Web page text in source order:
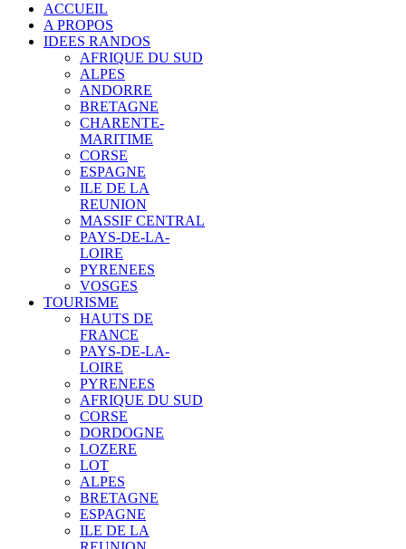
ACCUEIL
A PROPOS
IDEES RANDOS
AFRIQUE DU SUD
ALPES
ANDORRE
BRETAGNE
CHARENTE-
MARITIME
CORSE
ESPAGNE
ILE DE LA
REUNION
MASSIF CENTRAL
PAYS-DE-LA-
LOIRE
PYRENEES
VOSGES
TOURISME
HAUTS DE
FRANCE
PAYS-DE-LA-
LOIRE
PYRENEES
AFRIQUE DU SUD
CORSE
DORDOGNE
LOZERE
LOT
ALPES
BRETAGNE
ESPAGNE
ILE DE LA